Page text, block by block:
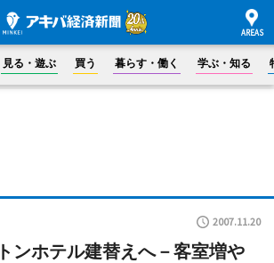
見る・遊ぶ 買う 暮らす・働く 学ぶ・知る
2007.11.20
ンホテル建替えへ－客室増や